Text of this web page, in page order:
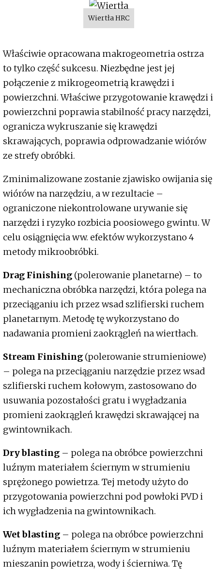
Wiertła HRC
Właściwie opracowana makrogeometria ostrza
to tylko część sukcesu. Niezbędne jest jej
połączenie z mikrogeometrią krawędzi i
powierzchni. Właściwe przygotowanie krawędzi i
powierzchni poprawia stabilność pracy narzędzi,
ogranicza wykruszanie się krawędzi
skrawających, poprawia odprowadzanie wiórów
ze strefy obróbki.
Zminimalizowane zostanie zjawisko owijania się
wiórów na narzędziu, a w rezultacie –
ograniczone niekontrolowane urywanie się
narzędzi i ryzyko rozbicia poosiowego gwintu. W
celu osiągnięcia ww. efektów wykorzystano 4
metody mikroobróbki.
Drag Finishing (polerowanie planetarne) – to
mechaniczna obróbka narzędzi, która polega na
przeciąganiu ich przez wsad szlifierski ruchem
planetarnym. Metodę tę wykorzystano do
nadawania promieni zaokrągleń na wiertłach.
Stream Finishing (polerowanie strumieniowe)
– polega na przeciąganiu narzędzie przez wsad
szlifierski ruchem kołowym, zastosowano do
usuwania pozostałości gratu i wygładzania
promieni zaokrągleń krawędzi skrawającej na
gwintownikach.
Dry blasting – polega na obróbce powierzchni
luźnym materiałem ściernym w strumieniu
sprężonego powietrza. Tej metody użyto do
przygotowania powierzchni pod powłoki PVD i
ich wygładzenia na gwintownikach.
Wet blasting – polega na obróbce powierzchni
luźnym materiałem ściernym w strumieniu
mieszanin powietrza, wody i ścierniwa. Tę